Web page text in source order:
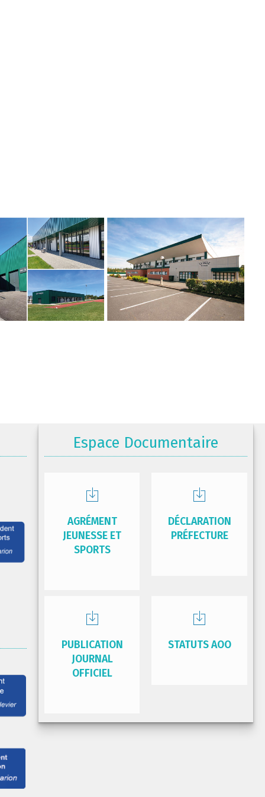
Espace Documentaire
AGRÉMENT
JEUNESSE ET
SPORTS
DÉCLARATION
PRÉFECTURE
PUBLICATION
JOURNAL
OFFICIEL
STATUTS AOO